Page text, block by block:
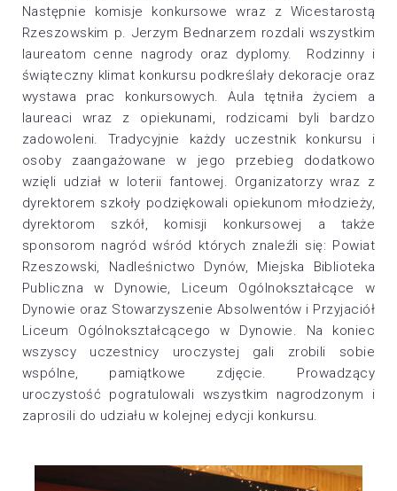
Następnie komisje konkursowe wraz z Wicestarostą
Rzeszowskim p. Jerzym Bednarzem rozdali wszystkim
laureatom cenne nagrody oraz dyplomy. Rodzinny i
świąteczny klimat konkursu podkreślały dekoracje oraz
wystawa prac konkursowych. Aula tętniła życiem a
laureaci wraz z opiekunami, rodzicami byli bardzo
zadowoleni. Tradycyjnie każdy uczestnik konkursu i
osoby zaangażowane w jego przebieg dodatkowo
wzięli udział w loterii fantowej. Organizatorzy wraz z
dyrektorem szkoły podziękowali opiekunom młodzieży,
dyrektorom szkół, komisji konkursowej a także
sponsorom nagród wśród których znaleźli się: Powiat
Rzeszowski, Nadleśnictwo Dynów, Miejska Biblioteka
Publiczna w Dynowie, Liceum Ogólnokształcące w
Dynowie oraz Stowarzyszenie Absolwentów i Przyjaciół
Liceum Ogólnokształcącego w Dynowie. Na koniec
wszyscy uczestnicy uroczystej gali zrobili sobie
wspólne, pamiątkowe zdjęcie. Prowadzący
uroczystość pogratulowali wszystkim nagrodzonym i
zaprosili do udziału w kolejnej edycji konkursu.